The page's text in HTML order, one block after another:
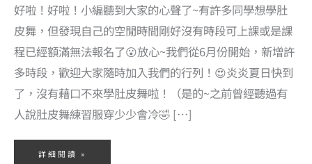
好啦！好啦！小編聽到大家的心聲了~有許多同學想學肚
皮舞，但發現自己的空閒時間剛好沒有時段可上課或是課
程已經額滿無法報名了😮放心~我們從6月份開始，新增許
多時段，歡迎大家隨時加入我們的行列！😍炎炎夏日快到
了，沒有藉口不來學肚皮舞啦！（是的~之前曾經聽過有
人說肚皮舞練習服穿少少會冷🤣 […]
詳細閱讀 »